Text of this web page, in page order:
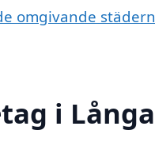
omgivande
i